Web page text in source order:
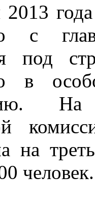
с
под
в
На
на
человек.